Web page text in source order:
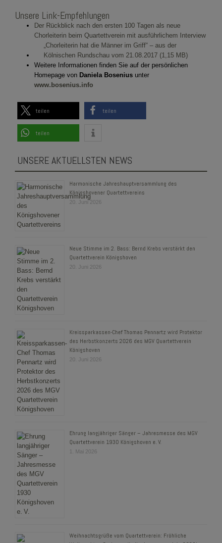
Unsere Link-Empfehlungen
Der Rückblick nach den ersten 100 Tagen als neue
Chorleiterin beim Quartettverein mit ausführlichem Interview
„Chorleiterin hat die Männer im Griff“ – aus der
Kölnischen Rundschau vom 21.08.2017
Weitere Informationen finden Sie auf der persönlichen
Homepage von Daniela Bosenius unter
www.bosenius.info
teilen teilen
teilen
UNSERE AKTUELLSTEN NEWS
Harmonische Jahreshauptversammlung des
Königshovener Quartettvereins
20. Juni 2026
Neue Stimme im 2. Bass: Bernd Krebs verstärkt den
Quartettverein Königshoven
20. Juni 2026
Kreissparkassen-Chef Thomas Pennartz wird Protektor
des Herbstkonzerts 2026 des MGV Quartettverein
Königshoven
20. Juni 2026
Ehrung langjähriger Sänger – Jahresmesse des MGV
Quartettverein 1930 Königshoven e. V.
1. Mai 2026
Weihnachtsgrüße vom Quartettverein: Fröhliche